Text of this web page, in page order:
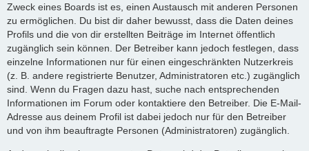
Zweck eines Boards ist es, einen Austausch mit anderen Personen
zu ermöglichen. Du bist dir daher bewusst, dass die Daten deines
Profils und die von dir erstellten Beiträge im Internet öffentlich
zugänglich sein können. Der Betreiber kann jedoch festlegen, dass
einzelne Informationen nur für einen eingeschränkten Nutzerkreis
(z. B. andere registrierte Benutzer, Administratoren etc.) zugänglich
sind. Wenn du Fragen dazu hast, suche nach entsprechenden
Informationen im Forum oder kontaktiere den Betreiber. Die E-Mail-
Adresse aus deinem Profil ist dabei jedoch nur für den Betreiber
und von ihm beauftragte Personen (Administratoren) zugänglich.